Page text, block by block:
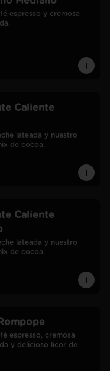
espresso y cremosa
Caliente
lateada y nuestro
de cocoa.
Caliente
lateada y nuestro
de cocoa.
espresso, cremosa
y delicioso licor de